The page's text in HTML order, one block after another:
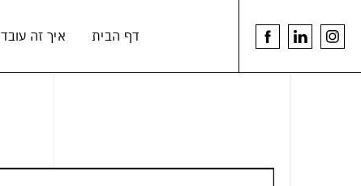
לעמוד
של
linkedin דף הבית איך זה עובד